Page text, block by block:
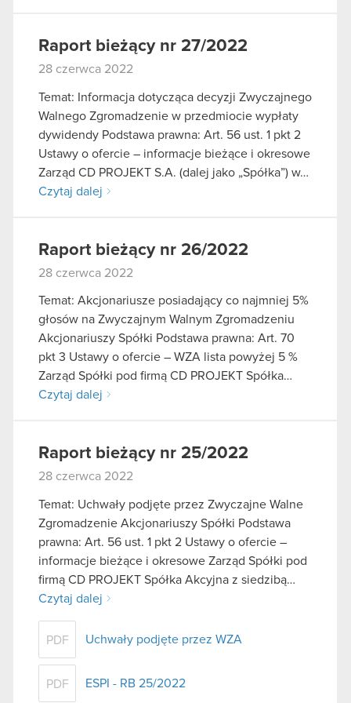
Raport bieżący nr 27/2022
28 czerwca 2022
Temat: Informacja dotycząca decyzji Zwyczajnego
Walnego Zgromadzenie w przedmiocie wypłaty
dywidendy Podstawa prawna: Art. 56 ust. 1 pkt 2
Ustawy o ofercie – informacje bieżące i okresowe
Zarząd CD PROJEKT S.A. (dalej jako „Spółka”) w…
Czytaj dalej
Raport bieżący nr 26/2022
28 czerwca 2022
Temat: Akcjonariusze posiadający co najmniej 5%
głosów na Zwyczajnym Walnym Zgromadzeniu
Akcjonariuszy Spółki Podstawa prawna: Art. 70
pkt 3 Ustawy o ofercie – WZA lista powyżej 5 %
Zarząd Spółki pod firmą CD PROJEKT Spółka…
Czytaj dalej
Raport bieżący nr 25/2022
28 czerwca 2022
Temat: Uchwały podjęte przez Zwyczajne Walne
Zgromadzenie Akcjonariuszy Spółki Podstawa
prawna: Art. 56 ust. 1 pkt 2 Ustawy o ofercie –
informacje bieżące i okresowe Zarząd Spółki pod
firmą CD PROJEKT Spółka Akcyjna z siedzibą…
Czytaj dalej
PDF Uchwały podjęte przez WZA
PDF ESPI - RB 25/2022